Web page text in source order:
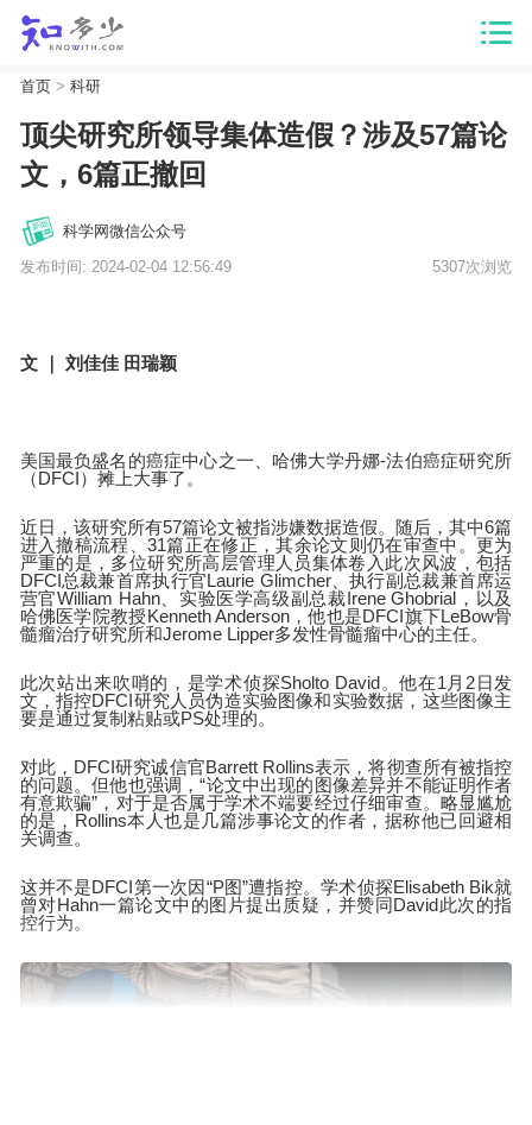
首页> 科研
顶尖研究所领导集体造假？涉及57篇论
文，6篇正撤回
科学网微信公众号
发布时间: 2024-02-04 12:56:49 5307次浏览
文 ｜ 刘佳佳 田瑞颖
美国最负盛名的癌症中心之一、哈佛大学丹娜-法伯癌症研究所
（DFCI）摊上大事了。
近日，该研究所有57篇论文被指涉嫌数据造假。随后，其中6篇
进入撤稿流程、31篇正在修正，其余论文则仍在审查中。更为
严重的是，多位研究所高层管理人员集体卷入此次风波，包括
DFCI总裁兼首席执行官Laurie Glimcher、执行副总裁兼首席运
营官William Hahn、实验医学高级副总裁Irene Ghobrial，以及
哈佛医学院教授Kenneth Anderson，他也是DFCI旗下LeBow骨
髓瘤治疗研究所和Jerome Lipper多发性骨髓瘤中心的主任。
此次站出来吹哨的，是学术侦探Sholto David。他在1月2日发
文，指控DFCI研究人员伪造实验图像和实验数据，这些图像主
要是通过复制粘贴或PS处理的。
对此，DFCI研究诚信官Barrett Rollins表示，将彻查所有被指控
的问题。但他也强调，“论文中出现的图像差异并不能证明作者
有意欺骗”，对于是否属于学术不端要经过仔细审查。略显尴尬
的是，Rollins本人也是几篇涉事论文的作者，据称他已回避相
关调查。
这并不是DFCI第一次因“P图”遭指控。学术侦探Elisabeth Bik就
曾对Hahn一篇论文中的图片提出质疑，并赞同David此次的指
控行为。